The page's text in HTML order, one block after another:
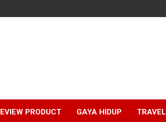
PRODUCT GAYA HIDUP TRAVEL